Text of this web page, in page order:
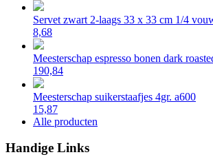
Servet zwart 2-laags 33 x 33 cm 1/4
8,68
Meesterschap espresso bonen dark
190,84
Meesterschap suikerstaafjes 4gr. a600
15,87
Alle producten
Handige Links